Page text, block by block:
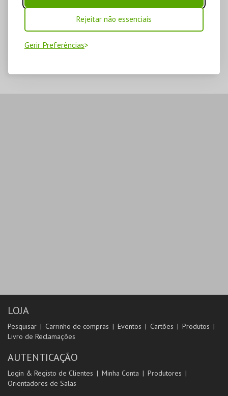
Rejeitar não essenciais
Gerir Preferências
LOJA
Pesquisar Carrinho de compras Eventos Cartões
Produtos
Livro de Reclamações
AUTENTICAÇÃO
Login & Registo de Clientes Minha Conta
Produtores
Orientadores de Salas